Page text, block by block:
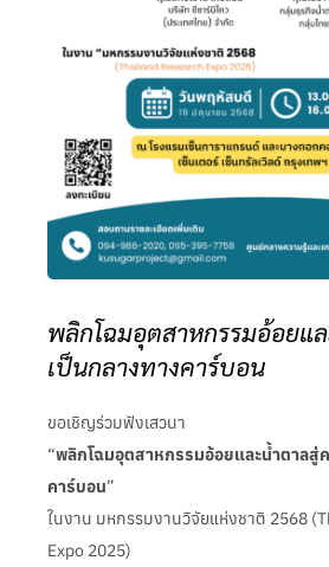
พลิกโฉมอุตสาหกรรมอ้อยแ
เป็นกลางทางคาร์บอน
ขอเชิญร่วมฟังเสวนา
“พลิกโฉมอุตสาหกรรมอ้อยและน้ำตาลสู่
คาร์บอน”
ในงาน มหกรรมงานวิจัยแห่งชาติ 2568
Expo 2025)